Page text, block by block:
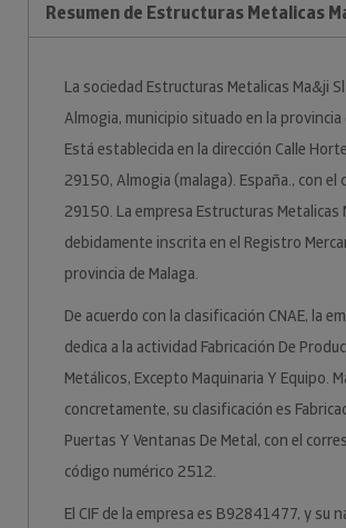
Resumen de Estructuras Metalicas
La sociedad Estructuras Metalicas Ma&ji
Almogia, municipio situado en la provincia
Está establecida en la dirección Calle
29150, Almogia (malaga). España., con el
29150. La empresa Estructuras Metalicas
debidamente inscrita en el Registro
provincia de Malaga.
De acuerdo con la clasificación CNAE, la
dedica a la actividad Fabricación De
Metálicos, Excepto Maquinaria Y Equipo.
concretamente, su clasificación es
Puertas Y Ventanas De Metal, con el
código numérico 2512.
El CIF de la empresa es B92841477, y su